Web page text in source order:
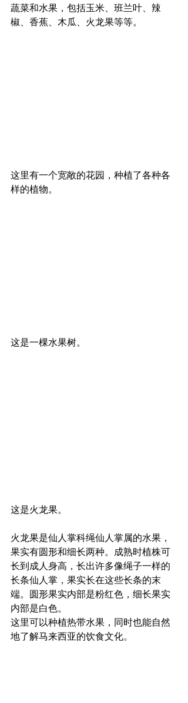
蔬菜和水果，包括玉米、班兰叶、辣
椒、香蕉、木瓜、火龙果等等。
这里有一个宽敞的花园，种植了各种各
样的植物。
这是一棵水果树。
这是火龙果。
火龙果是仙人掌科绳仙人掌属的水果，
果实有圆形和细长两种。成熟时植株可
长到成人身高，长出许多像绳子一样的
长条仙人掌，果实长在这些长条的末
端。圆形果实内部是粉红色，细长果实
内部是白色。
这里可以种植热带水果，同时也能自然
地了解马来西亚的饮食文化。